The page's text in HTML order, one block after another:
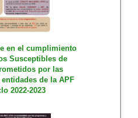
en el cumplimiento
Susceptibles de
por las
de la APF
2022-2023